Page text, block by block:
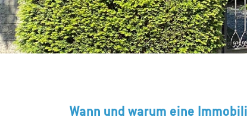
Wann und warum eine